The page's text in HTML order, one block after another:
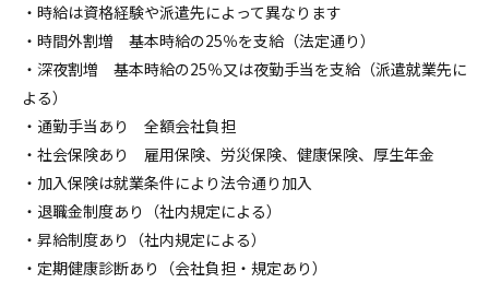
・時給は資格経験や派遣先によって異なります
・時間外割増 基本時給の25％を支給（法定通り）
・深夜割増 基本時給の25％又は夜勤手当を支給（派遣就業先に
よる）
・通勤手当あり 全額会社負担
・社会保険あり 雇用保険、労災保険、健康保険、厚生年金
・加入保険は就業条件により法令通り加入
・退職金制度あり（社内規定による）
・昇給制度あり（社内規定による）
・定期健康診断あり（会社負担・規定あり）